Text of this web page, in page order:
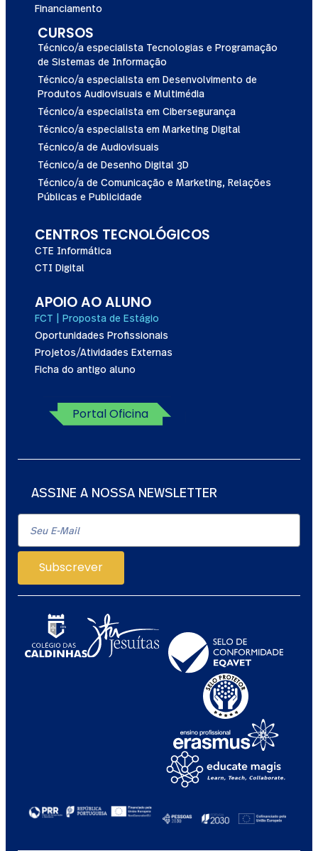
Financiamento
CURSOS
Técnico/a especialista Tecnologias e Programação
de Sistemas de Informação
Técnico/a especialista em Desenvolvimento de
Produtos Audiovisuais e Multimédia
Técnico/a especialista em Cibersegurança
Técnico/a especialista em Marketing Digital
Técnico/a de Audiovisuais
Técnico/a de Desenho Digital 3D
Técnico/a de Comunicação e Marketing, Relações
Públicas e Publicidade
CENTROS TECNOLÓGICOS
CTE Informática
CTI Digital
APOIO AO ALUNO
FCT | Proposta de Estágio
Oportunidades Profissionais
Projetos/Atividades Externas
Ficha do antigo aluno
Portal Oficina
ASSINE A NOSSA NEWSLETTER
Subscrever